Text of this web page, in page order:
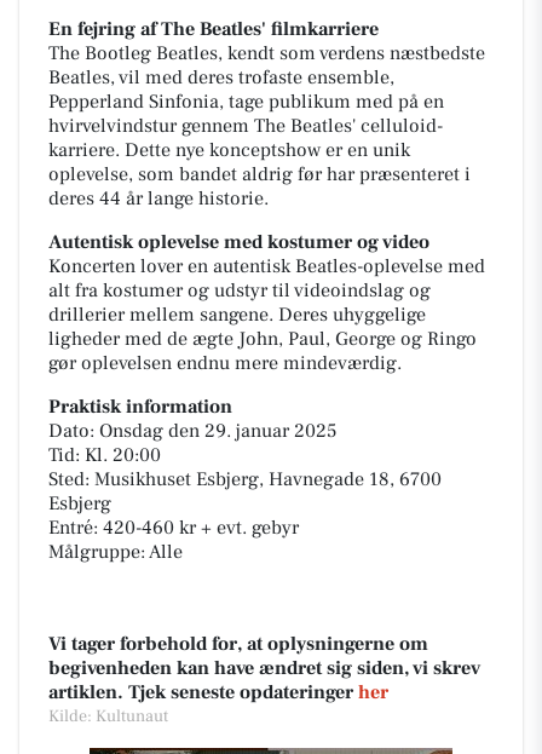
En fejring af The Beatles' filmkarriere
The Bootleg Beatles, kendt som verdens næstbedste
Beatles, vil med deres trofaste ensemble,
Pepperland Sinfonia, tage publikum med på en
hvirvelvindstur gennem The Beatles' celluloid-
karriere. Dette nye konceptshow er en unik
oplevelse, som bandet aldrig før har præsenteret i
deres 44 år lange historie.
Autentisk oplevelse med kostumer og video
Koncerten lover en autentisk Beatles-oplevelse med
alt fra kostumer og udstyr til videoindslag og
drillerier mellem sangene. Deres uhyggelige
ligheder med de ægte John, Paul, George og Ringo
gør oplevelsen endnu mere mindeværdig.
Praktisk information
Dato: Onsdag den 29. januar 2025
Tid: Kl. 20:00
Sted: Musikhuset Esbjerg, Havnegade 18, 6700
Esbjerg
Entré: 420-460 kr + evt. gebyr
Målgruppe: Alle
Vi tager forbehold for, at oplysningerne om
begivenheden kan have ændret sig siden, vi skrev
artiklen. Tjek seneste opdateringer her
Kilde: Kultunaut